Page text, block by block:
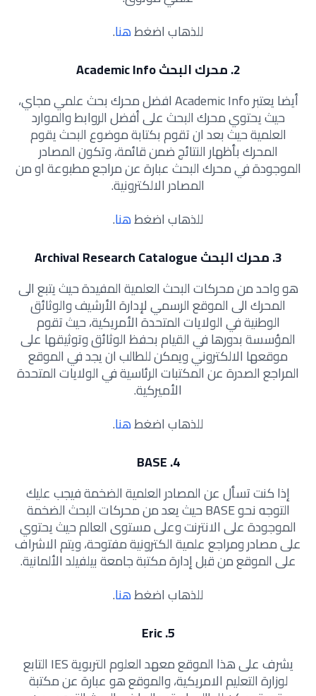
للذهاب اضغطهنا.
2. محرك البحث Academic Info
أيضا يعتبر Academic Info افضل محرك بحث علمي مجاي،
حيث يحتوي محرك البحث على أفضل الروابط والموارد
العلمية حيث بعد ان تقوم بكتابة موضوع البحث يقوم
المحرك بأظهار النتائج ضمن قائمة، وتكون المصادر
الموجودة في محرك البحث عبارة عن مراجع مطبوعة او من
المصادر الالكترونية.
للذهاب اضغطهنا.
3. محرك البحث Archival Research Catalogue
هو واحد من محركات البحث العلمية المفيدة حيث يتبع الى
المحرك الى الموقع الرسمي لإدارة الأرشيف والوثائق
الوطنية في الولايات المتحدة الأمريكية، حيث تقوم
المؤسسة بدورها في القيام بحفظ الوثائق وتوثيقها على
موقعها الالكتروني ويمكن للطالب ان يجد في الموقع
المراجع الصدرة عن المكتبات الرئاسية في الولايات المتحدة
الأميركية.
للذهاب اضغطهنا.
4. BASE
إذا كنت تسأل عن المصادر العلمية الضخمة فيجب عليك
التوجه نحو BASE حيث يعد من محركات البحث الضخمة
الموجودة على الانترنت وعلى مستوى العالم حيث يحتوي
على مصادر ومراجع علمية الكترونية مفتوحة، ويتم الاشراف
على الموقع من قبل إدارة مكتبة جامعة بيلفيلد الألمانية.
للذهاب اضغطهنا.
5. Eric
يشرف على هذا الموقع معهد العلوم التربوية IES التابع
لوزارة التعليم الامريكية، والموقع هو عبارة عن مكتبة